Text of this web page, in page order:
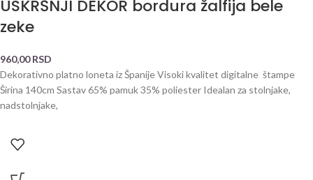
USKRŠNJI DEKOR bordura žalfija bele
zeke
960,00RSD
Dekorativno platno loneta iz Španije Visoki kvalitet digitalne štampe
Širina 140cm Sastav 65% pamuk 35% poliester Idealan za stolnjake,
nadstolnjake,